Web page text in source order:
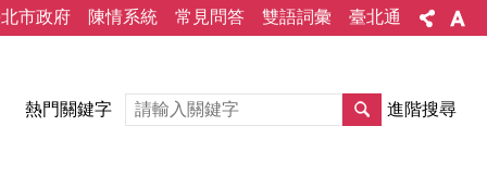
市政府 陳情系統 常見問答 雙語詞彙 臺北通
熱門關鍵字 進階搜尋